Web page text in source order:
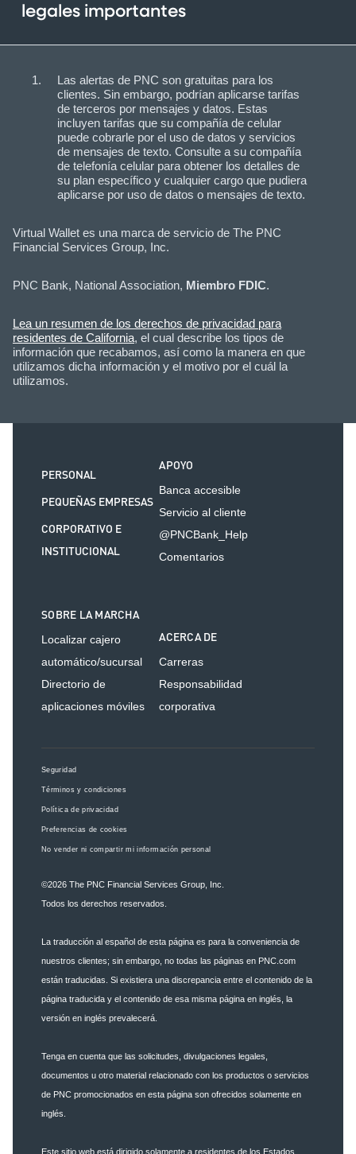
legales importantes
Las alertas de PNC son gratuitas para los
clientes. Sin embargo, podrían aplicarse tarifas
de terceros por mensajes y datos. Estas
incluyen tarifas que su compañía de celular
puede cobrarle por el uso de datos y servicios
de mensajes de texto. Consulte a su compañía
de telefonía celular para obtener los detalles de
su plan específico y cualquier cargo que pudiera
aplicarse por uso de datos o mensajes de texto.
Virtual Wallet es una marca de servicio de The PNC
Financial Services Group, Inc.
PNC Bank, National Association, Miembro FDIC.
Lea un resumen de los derechos de privacidad para
residentes de California, el cual describe los tipos de
información que recabamos, así como la manera en que
utilizamos dicha información y el motivo por el cuál la
utilizamos.
PERSONAL
PEQUEÑAS EMPRESAS
CORPORATIVO E
INSTITUCIONAL
APOYO
Banca accesible
Servicio al cliente
@PNCBank_Help
Comentarios
SOBRE LA MARCHA
Localizar cajero
automático/sucursal
Directorio de
aplicaciones móviles
ACERCA DE
Carreras
Responsabilidad
corporativa
Seguridad
Términos y condiciones
Política de privacidad
Preferencias de cookies
No vender ni compartir mi información personal
©2026 The PNC Financial Services Group, Inc.
Todos los derechos reservados.
La traducción al español de esta página es para la conveniencia de
nuestros clientes; sin embargo, no todas las páginas en PNC.com
están traducidas. Si existiera una discrepancia entre el contenido de la
página traducida y el contenido de esa misma página en inglés, la
versión en inglés prevalecerá.
Tenga en cuenta que las solicitudes, divulgaciones legales,
documentos u otro material relacionado con los productos o servicios
de PNC promocionados en esta página son ofrecidos solamente en
inglés.
Este sitio web está dirigido solamente a residentes de los Estados